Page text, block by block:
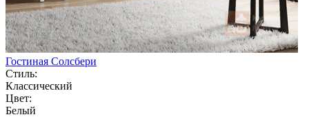
Гостиная Солсбери
Стиль:
Классический
Цвет:
Белый